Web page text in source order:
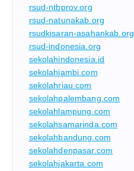
rsud-ntbprov.org
rsud-natunakab.org
rsudkisaran-asahankab.org
rsud-indonesia.org
sekolahindonesia.id
sekolahjambi.com
sekolahriau.com
sekolahpalembang.com
sekolahlampung.com
sekolahsamarinda.com
sekolahbandung.com
sekolahdenpasar.com
sekolahjakarta.com